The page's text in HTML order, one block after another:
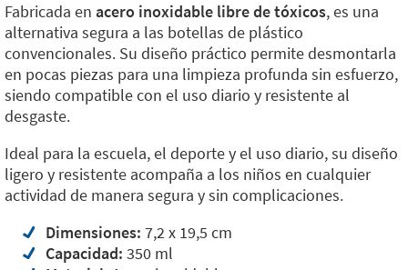
Fabricada en acero inoxidable libre de tóxicos, es una
alternativa segura a las botellas de plástico
convencionales. Su diseño práctico permite desmontarla
en pocas piezas para una limpieza profunda sin esfuerzo,
siendo compatible con el uso diario y resistente al
desgaste.
Ideal para la escuela, el deporte y el uso diario, su diseño
ligero y resistente acompaña a los niños en cualquier
actividad de manera segura y sin complicaciones.
Dimensiones: 7,2 x 19,5 cm
Capacidad: 350 ml